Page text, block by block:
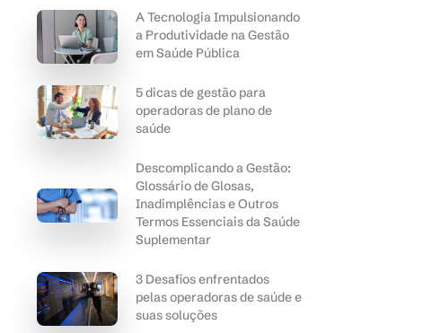
A Tecnologia Impulsionando
a Produtividade na Gestão
em Saúde Pública
5 dicas de gestão para
operadoras de plano de
saúde
Descomplicando a Gestão:
Glossário de Glosas,
Inadimplências e Outros
Termos Essenciais da Saúde
Suplementar
3 Desafios enfrentados
pelas operadoras de saúde e
suas soluções